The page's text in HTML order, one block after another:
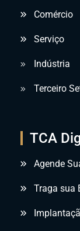
Comércio
Serviço
Indústria
Terceiro
TCA
Agende
Traga sua